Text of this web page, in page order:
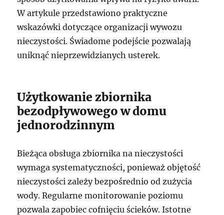
W artykule przedstawiono praktyczne
wskazówki dotyczące organizacji wywozu
nieczystości. Świadome podejście pozwalają
uniknąć nieprzewidzianych usterek.
Użytkowanie zbiornika
bezodpływowego w domu
jednorodzinnym
Bieżąca obsługa zbiornika na nieczystości
wymaga systematyczności, ponieważ objętość
nieczystości zależy bezpośrednio od zużycia
wody. Regularne monitorowanie poziomu
pozwala zapobiec cofnięciu ścieków. Istotne